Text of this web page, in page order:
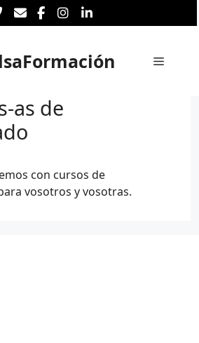
Menú
as de
con cursos de
vosotros y vosotras.